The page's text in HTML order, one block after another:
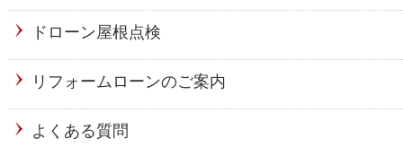
ドローン屋根点検
リフォームローンのご案内
よくある質問